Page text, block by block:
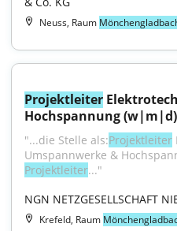
Neuss, Raum
Projektleiter
Hochspannung (w|m|d)
"...die Stelle als:Projektleiter
Projektleiter..."
NGN NETZGESELLSCHAFT
Krefeld, Raum